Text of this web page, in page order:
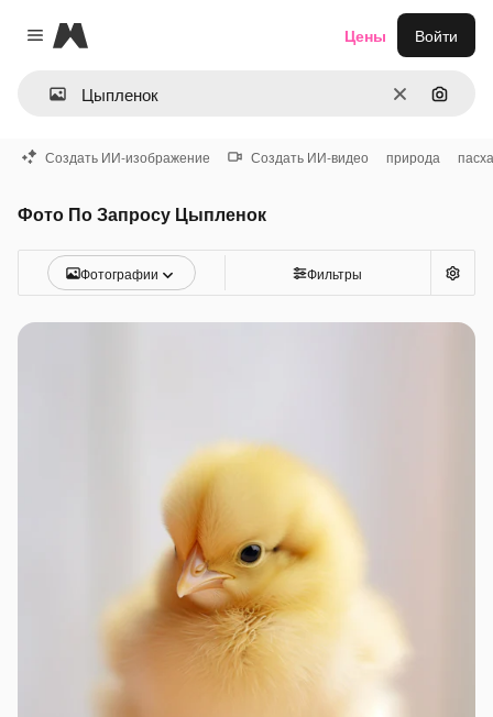
Close menu
Magnific
ОчиститьПоиск
Цены Войти
Создать ИИ-изображение Создать ИИ-видео природа пасха
Фото По Запросу Цыпленок
Фотографии Фильтры